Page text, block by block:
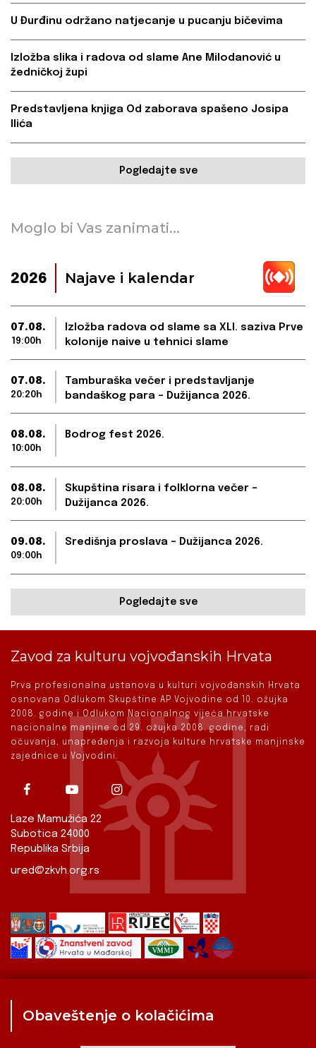
U Đurđinu održano natjecanje u pucanju bičevima
Izložba slika i radova od slame Ane Milodanović u
žedničkoj župi
Predstavljena knjiga Od zaborava spašeno Josipa
Ilića
Pogledajte sve
Moglo bi Vas zanimati...
2026 Najave i kalendar
07.08.
19:00h
Izložba radova od slame sa XLI. saziva Prve
kolonije naive u tehnici slame
07.08.
20:20h
Tamburaška večer i predstavljanje
bandaškog para – Dužijanca 2026.
08.08.
10:00h
Bodrog fest 2026.
08.08.
20:00h
Skupština risara i folklorna večer –
Dužijanca 2026.
09.08.
09:00h
Središnja proslava – Dužijanca 2026.
Pogledajte sve
Zavod za kulturu vojvođanskih Hrvata
Prva profesionalna ustanova u kulturi vojvođanskih Hrvata
osnovana Odlukom Skupštine AP Vojvodine od 10. ožujka
2008. godine i Odlukom Nacionalnog vijeća hrvatske
nacionalne manjine od 29. ožujka 2008. godine, radi
očuvanja, unapređenja i razvoja kulture hrvatske manjinske
zajednice u Vojvodini.
Laze Mamužića 22
Subotica 24000
Republika Srbija
ured@zkvh.org.rs
Obaveštenje o kolačićima